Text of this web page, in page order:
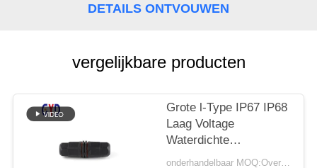
DETAILS ONTVOUWEN
vergelijkbare producten
Grote l-Type IP67 IP68
Laag Voltage
Waterdichte
Schakelaar 2 Speld 3 4onderhandelbaar MOQ:Overeen te komen